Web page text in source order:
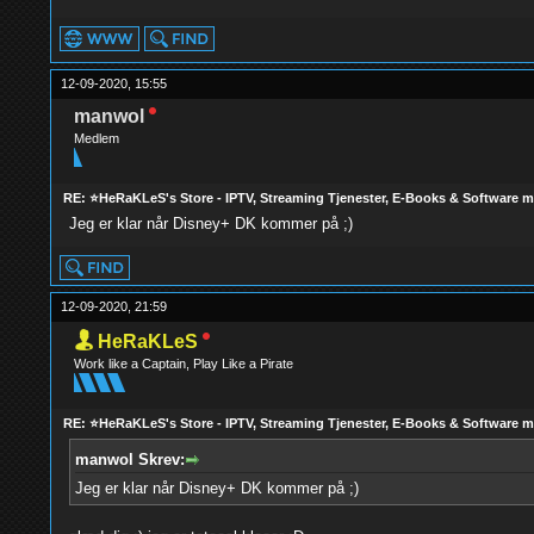
12-09-2020, 15:55
manwol
Medlem
RE: ⭐HeRaKLeS's Store - IPTV, Streaming Tjenester, E-Books & Software
Jeg er klar når Disney+ DK kommer på ;)
12-09-2020, 21:59
HeRaKLeS
Work like a Captain, Play Like a Pirate
RE: ⭐HeRaKLeS's Store - IPTV, Streaming Tjenester, E-Books & Software
manwol Skrev:
Jeg er klar når Disney+ DK kommer på ;)